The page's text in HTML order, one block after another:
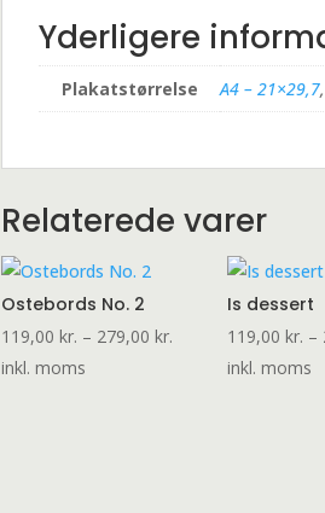
Yderligere
Plakatstørrelse A4 – 21×29,7
Relaterede varer
Ostebords No. 2
119,00 kr. – 279,00 kr. Prisinterval:
119,00 kr.
inkl. moms
Is dessert
119,00 kr. –
inkl. moms